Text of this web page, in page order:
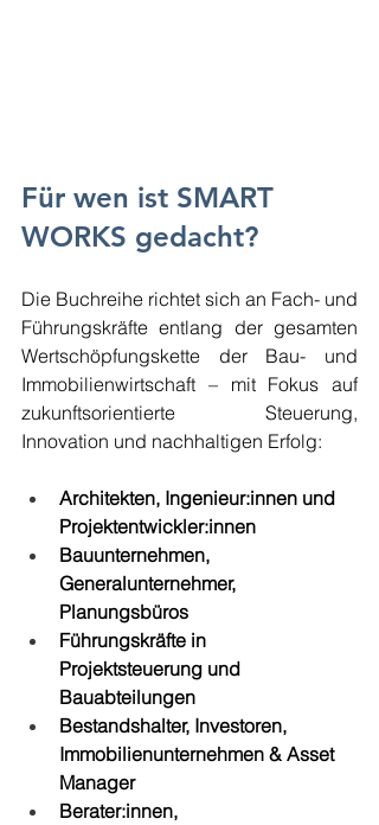
Für wen ist SMART
WORKS gedacht?
Die Buchreihe richtet sich an Fach- und
Führungskräfte entlang der gesamten
Wertschöpfungskette der Bau- und
Immobilienwirtschaft – mit Fokus auf
zukunftsorientierte Steuerung,
Innovation und nachhaltigen Erfolg:
Architekten, Ingenieur:innen und
Projektentwickler:innen
Bauunternehmen,
Generalunternehmer,
Planungsbüros
Führungskräfte in
Projektsteuerung und
Bauabteilungen
Bestandshalter, Investoren,
Immobilienunternehmen & Asset
Manager
Berater:innen,